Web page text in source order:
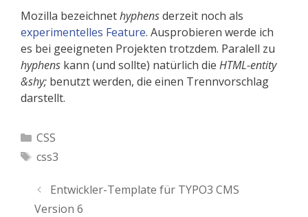
Mozilla bezeichnethyphensderzeit noch als
experimentelles Feature. Ausprobieren werde ich
es bei ge­eig­ne­ten Projekten trotzdem. Paralell zu
hyphens kann (und sollte) natürlich die HTML-entity
&shy; benutzt werden, die einen Trennvorschlag
darstellt.
Kategorien
CSS
Schlagwörter
css3
Entwickler-Template für TYPO3 CMS
Version 6